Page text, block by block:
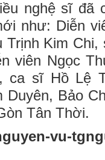
nghệ sĩ đã
như: Diễn
Kim Chi,
viên Ngọc
ca sĩ Hồ Lệ
Duyên, Bảo
Tân Thời.